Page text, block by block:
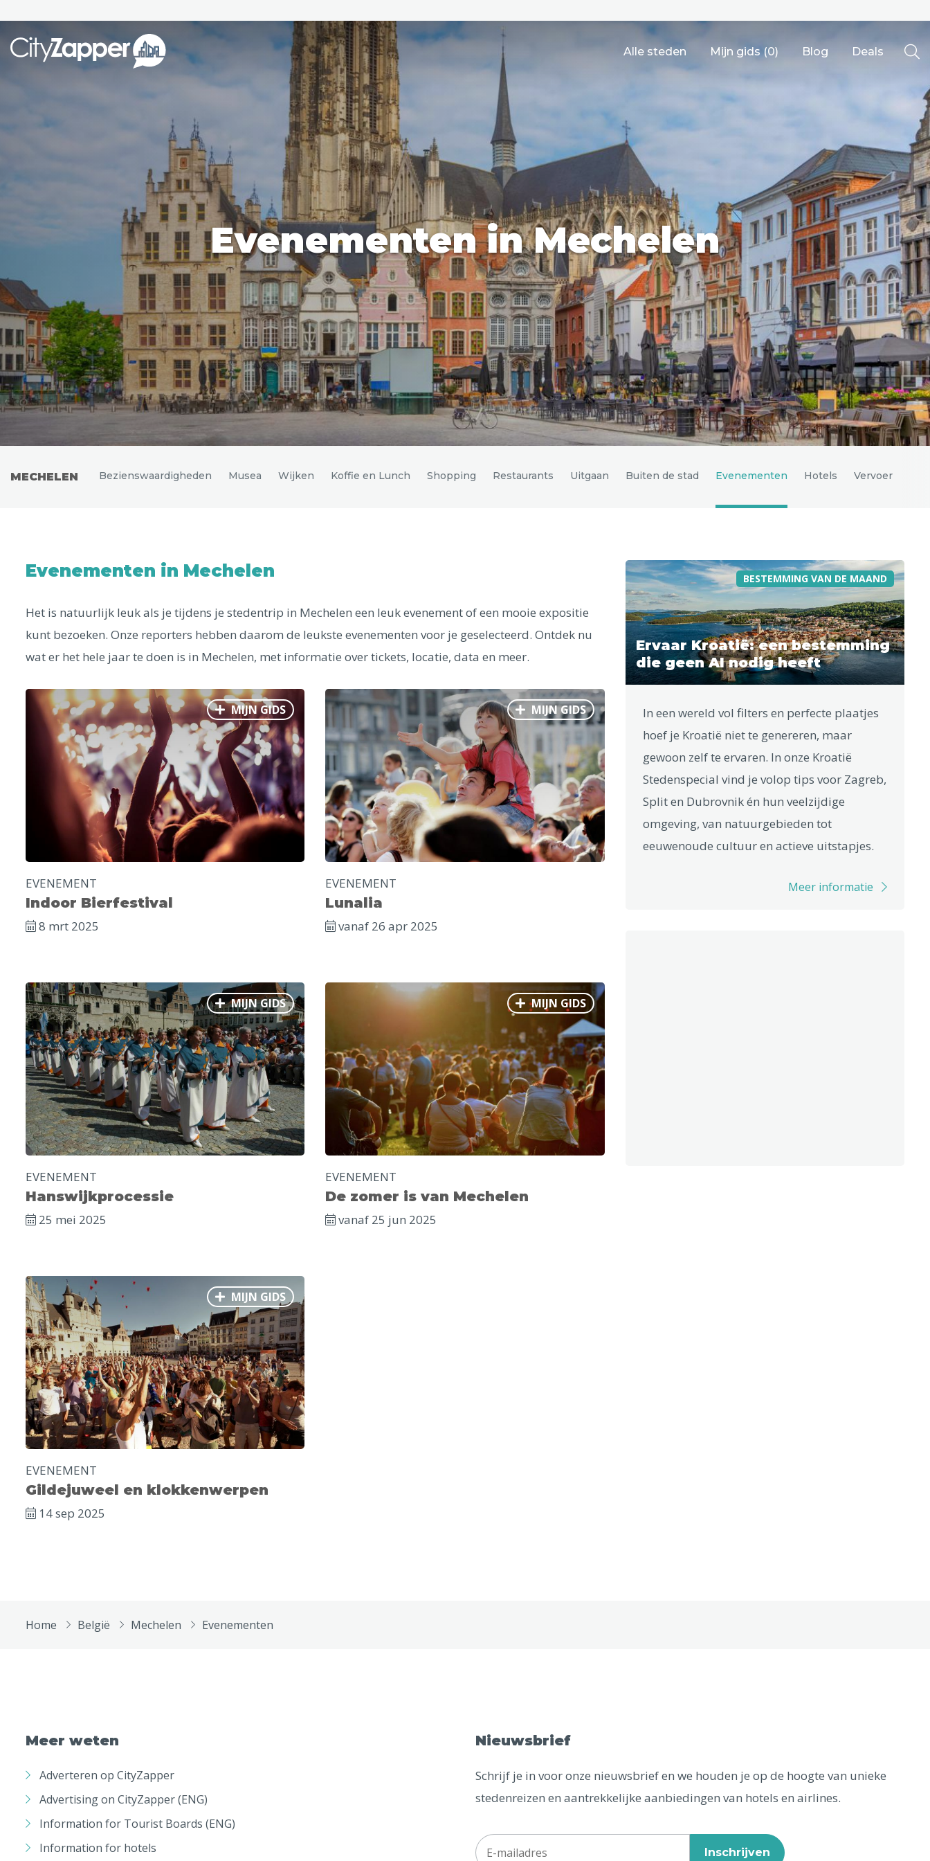
Alle steden Mijn gids (0) Blog Deals
Nederland
Noord-Amerika
Andere wereldsteden
Uitgelichte bestemmingen
Alle steden
Phoenix Dresden Ålesund
Parijs Tokio Amsterdam Barcelona Dubai Milaan Singapore Rome Berlijn Mechelen
Venetië
Florence
Dublin Hong Kong München Wenen Budapest Bangkok Madrid Vancouver
Alles bekijken
Evenementen in Mechelen
MECHELEN Bezienswaardigheden Musea Wijken Koffie en Lunch Shopping Restaurants Uitgaan Buiten de stad Evenementen Hotels Vervoer
Evenementen in Mechelen
Het is natuurlijk leuk als je tijdens je stedentrip in Mechelen een leuk evenement of een mooie expositie
kunt bezoeken. Onze reporters hebben daarom de leukste evenementen voor je geselecteerd. Ontdek nu
wat er het hele jaar te doen is in Mechelen, met informatie over tickets, locatie, data en meer.
MIJN GIDS
EVENEMENT
Indoor Bierfestival
8 mrt 2025
MIJN GIDS
EVENEMENT
Lunalia
vanaf 26 apr 2025
MIJN GIDS
EVENEMENT
Hanswijkprocessie
25 mei 2025
MIJN GIDS
EVENEMENT
De zomer is van Mechelen
vanaf 25 jun 2025
MIJN GIDS
EVENEMENT
Gildejuweel en klokkenwerpen
14 sep 2025
BESTEMMING VAN DE MAAND
Ervaar Kroatië: een bestemming
die geen AI nodig heeft
In een wereld vol filters en perfecte plaatjes
hoef je Kroatië niet te genereren, maar
gewoon zelf te ervaren. In onze Kroatië
Stedenspecial vind je volop tips voor Zagreb,
Split en Dubrovnik én hun veelzijdige
omgeving, van natuurgebieden tot
eeuwenoude cultuur en actieve uitstapjes.
Meer informatie
Home België Mechelen Evenementen
Meer weten
Adverteren op CityZapper
Advertising on CityZapper (ENG)
Information for Tourist Boards (ENG)
Information for hotels
Nieuwsbrief
Schrijf je in voor onze nieuwsbrief en we houden je op de hoogte van unieke
stedenreizen en aantrekkelijke aanbiedingen van hotels en airlines.
Inschrijven